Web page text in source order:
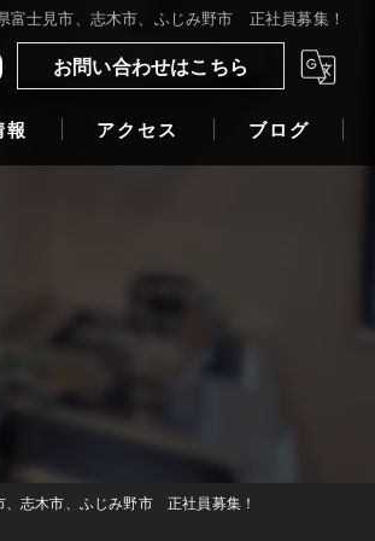
富士見市、志木市、ふじみ野市 正社員募集！
お問い合わせはこちら
アクセス ブログ
、志木市、ふじみ野市 正社員募集！